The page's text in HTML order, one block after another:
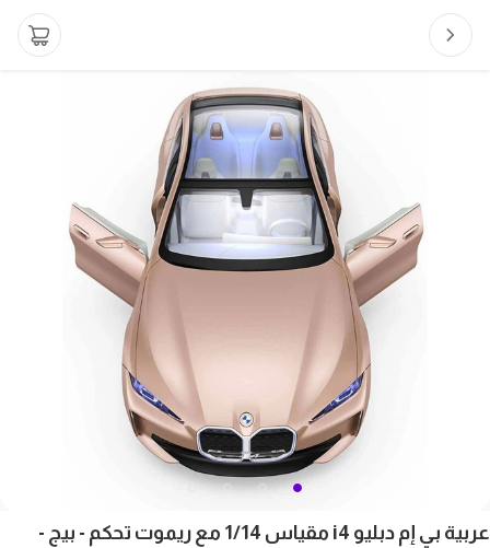
عربية بي إم دبليو i4 مقياس 1/14 مع ريموت تحكم - بيج -